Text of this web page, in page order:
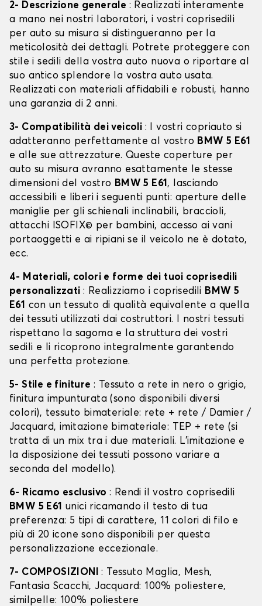
2- Descrizione generale : Realizzati interamente
a mano nei nostri laboratori, i vostri coprisedili
per auto su misura si distingueranno per la
meticolosità dei dettagli. Potrete proteggere con
stile i sedili della vostra auto nuova o riportare al
suo antico splendore la vostra auto usata.
Realizzati con materiali affidabili e robusti, hanno
una garanzia di 2 anni.
3- Compatibilità dei veicoli : I vostri copriauto si
adatteranno perfettamente al vostro BMW 5 E61
e alle sue attrezzature. Queste coperture per
auto su misura avranno esattamente le stesse
dimensioni del vostro BMW 5 E61, lasciando
accessibili e liberi i seguenti punti: aperture delle
maniglie per gli schienali inclinabili, braccioli,
attacchi ISOFIX© per bambini, accesso ai vani
portaoggetti e ai ripiani se il veicolo ne è dotato,
ecc.
4- Materiali, colori e forme dei tuoi coprisedili
personalizzati: Realizziamo i coprisedili BMW 5
E61 con un tessuto di qualità equivalente a quella
dei tessuti utilizzati dai costruttori. I nostri tessuti
rispettano la sagoma e la struttura dei vostri
sedili e li ricoprono integralmente garantendo
una perfetta protezione.
5- Stile e finiture : Tessuto a rete in nero o grigio,
finitura impunturata (sono disponibili diversi
colori), tessuto bimateriale: rete + rete / Damier /
Jacquard, imitazione bimateriale: TEP + rete (si
tratta di un mix tra i due materiali. L'imitazione e
la disposizione dei tessuti possono variare a
seconda del modello).
6- Ricamo esclusivo : Rendi il vostro coprisedili
BMW 5 E61 unici ricamando il testo di tua
preferenza: 5 tipi di carattere, 11 colori di filo e
più di 20 icone sono disponibili per questa
personalizzazione eccezionale.
7- COMPOSIZIONI: Tessuto Maglia, Mesh,
Fantasia Scacchi, Jacquard: 100% poliestere,
similpelle: 100% poliestere